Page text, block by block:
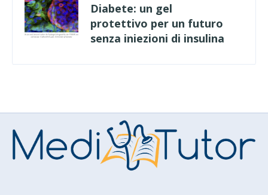
Diabete: un gel
protettivo per un futuro
senza iniezioni di insulina